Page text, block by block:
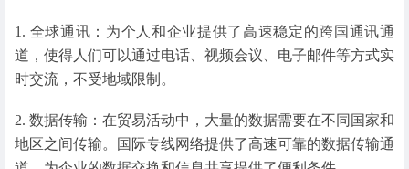
1. 全球通讯：为个人和企业提供了高速稳定的跨国通讯通
道，使得人们可以通过电话、视频会议、电子邮件等方式实
时交流，不受地域限制。
2. 数据传输：在贸易活动中，大量的数据需要在不同国家和
地区之间传输。国际专线网络提供了高速可靠的数据传输通